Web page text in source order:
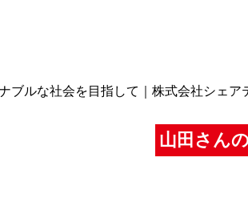
ブルな社会を目指して｜株式会社シェア
山田さん